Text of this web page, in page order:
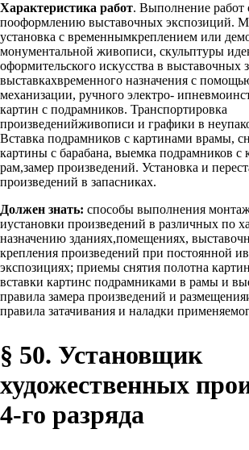
Характеристика работ. Выполнение работ
пооформлению выставочных экспозиций.
установка с временнымкреплением или
монументальной живописи, скульптуры
оформительского искусства в выставочных
выставкахвременного назначения с
механизации, ручного электро-
картин с подрамников. Транспортировка
произведенийживописи и графики в
Вставка подрамников с картинами врамы,
картины с барабана, выемка подрамников с
рам,замер произведений. Установка и
произведений в запасниках.
Должен знать: способы выполнения
иустановки произведений в различных по
назначению зданиях,помещениях,
крепления произведений при постоянной
экспозициях; приемы снятия полотна
вставки картинс подрамниками в рамы и
правила замера произведений и
правила затачивания и наладки
§ 50. Установщик
художественных
4-го разряда